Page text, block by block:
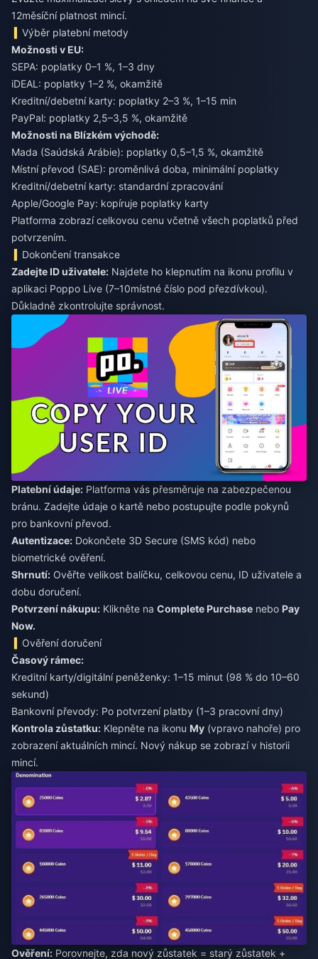
12měsíční platnost mincí.
Výběr platební metody
Možnosti v EU:
SEPA: poplatky 0–1 %, 1–3 dny
iDEAL: poplatky 1–2 %, okamžitě
Kreditní/debetní karty: poplatky 2–3 %, 1–15 min
PayPal: poplatky 2,5–3,5 %, okamžitě
Možnosti na Blízkém východě:
Mada (Saúdská Arábie): poplatky 0,5–1,5 %, okamžitě
Místní převod (SAE): proměnlivá doba, minimální poplatky
Kreditní/debetní karty: standardní zpracování
Apple/Google Pay: kopíruje poplatky karty
Platforma zobrazí celkovou cenu včetně všech poplatků před
potvrzením.
Dokončení transakce
Zadejte ID uživatele: Najdete ho klepnutím na ikonu profilu v
aplikaci Poppo Live (7–10místné číslo pod přezdívkou).
Důkladně zkontrolujte správnost.
Platební údaje: Platforma vás přesměruje na zabezpečenou
bránu. Zadejte údaje o kartě nebo postupujte podle pokynů
pro bankovní převod.
Autentizace: Dokončete 3D Secure (SMS kód) nebo
biometrické ověření.
Shrnutí: Ověřte velikost balíčku, celkovou cenu, ID uživatele a
dobu doručení.
Potvrzení nákupu: Klikněte na Complete Purchase nebo Pay
Now.
Ověření doručení
Časový rámec:
Kreditní karty/digitální peněženky: 1–15 minut (98 % do 10–60
sekund)
Bankovní převody: Po potvrzení platby (1–3 pracovní dny)
Kontrola zůstatku: Klepněte na ikonu My (vpravo nahoře) pro
zobrazení aktuálních mincí. Nový nákup se zobrazí v historii
mincí.
Ověření: Porovnejte, zda nový zůstatek = starý zůstatek +